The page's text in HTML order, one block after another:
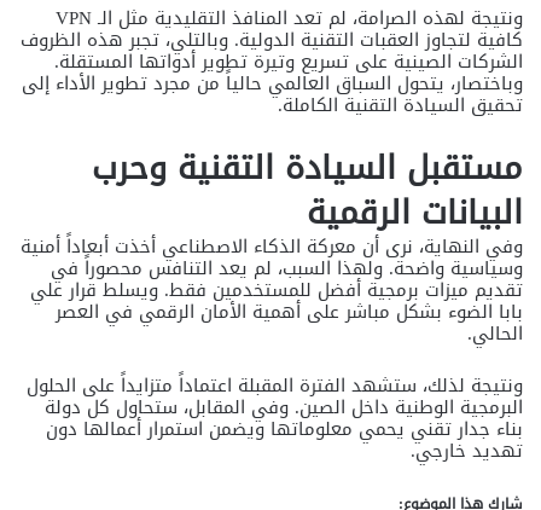
ونتيجة لهذه الصرامة، لم تعد المنافذ التقليدية مثل الـ VPN
كافية لتجاوز العقبات التقنية الدولية. وبالتلي، تجبر هذه الظروف
الشركات الصينية على تسريع وتيرة تطوير أدواتها المستقلة.
وباختصار، يتحول السباق العالمي حالياً من مجرد تطوير الأداء إلى
تحقيق السيادة التقنية الكاملة.
مستقبل السيادة التقنية وحرب
البيانات الرقمية
وفي النهاية، نرى أن معركة الذكاء الاصطناعي أخذت أبعاداً أمنية
وسياسية واضحة. ولهذا السبب، لم يعد التنافس محصوراً في
تقديم ميزات برمجية أفضل للمستخدمين فقط. ويسلط قرار علي
بابا الضوء بشكل مباشر على أهمية الأمان الرقمي في العصر
الحالي.
ونتيجة لذلك، ستشهد الفترة المقبلة اعتماداً متزايداً على الحلول
البرمجية الوطنية داخل الصين. وفي المقابل، ستحاول كل دولة
بناء جدار تقني يحمي معلوماتها ويضمن استمرار أعمالها دون
تهديد خارجي.
شارك هذا الموضوع: